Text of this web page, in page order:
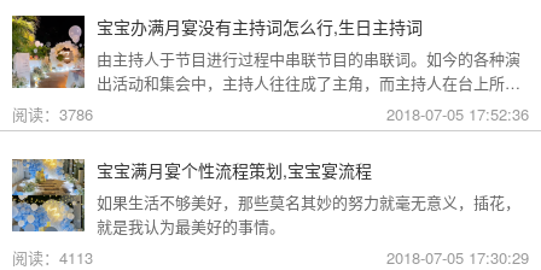
宝宝办满月宴没有主持词怎么行,生日主持词
由主持人于节目进行过程中串联节目的串联词。如今的各种演
出活动和集会中，主持人往往成了主角，而主持人在台上所表
演的主持词，则是集会的灵魂之所在。那么宝宝的宴会上怎么
能少了主持词呢？
阅读：3786 2018-07-05 17:52:36
宝宝满月宴个性流程策划,宝宝宴流程
如果生活不够美好，那些莫名其妙的努力就毫无意义，插花，
就是我认为最美好的事情。
阅读：4113
2018-07-05 17:30:29